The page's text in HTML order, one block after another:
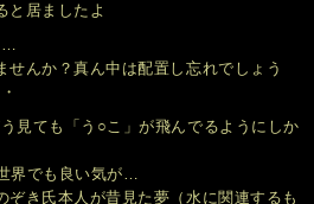
と居ましたよ
…
せんか？真ん中は配置し忘れでしょう
見ても「う○こ」が飛んでるようにしか
界でも良い気が…
ぞき氏本人が昔見た夢（水に関連するも